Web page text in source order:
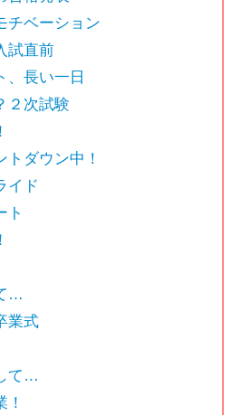
チベーション
試直前
、長い一日
２次試験
トダウン中！
イド
ト
…
業式
て…